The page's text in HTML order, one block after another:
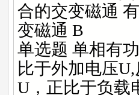
合的交变磁通
变磁通 B
单选题 单相有
比于外加电压
U，正比于负载